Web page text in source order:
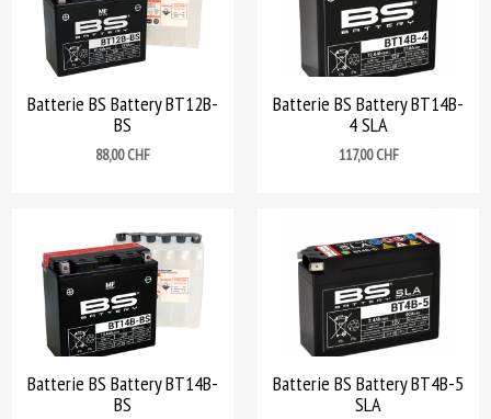
Batterie BS Battery BT12B-
BS
Prix
88,00 CHF
Batterie BS Battery BT14B-
4 SLA
Prix
117,00 CHF
Batterie BS Battery BT14B-
BS
Batterie BS Battery BT4B-5
SLA